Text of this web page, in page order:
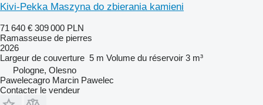
Kivi-Pekka Maszyna do zbierania kamieni
71 640 € 309 000 PLN
Ramasseuse de pierres
2026
Largeur de couverture 5 m Volume du réservoir 3 m³
Pologne, Olesno
Pawelecagro Marcin Pawelec
Contacter le vendeur